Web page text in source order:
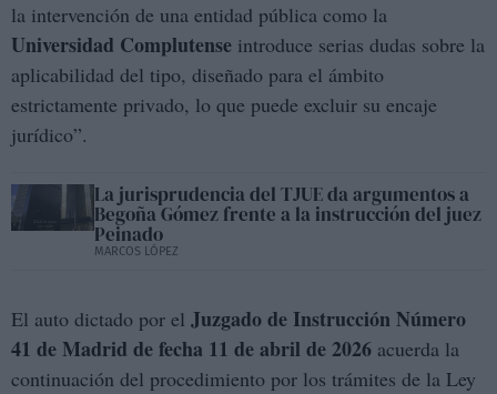
la intervención de una entidad pública como la
Universidad Complutense introduce serias dudas sobre la
aplicabilidad del tipo, diseñado para el ámbito
estrictamente privado, lo que puede excluir su encaje
jurídico”.
La jurisprudencia del TJUE da argumentos a
Begoña Gómez frente a la instrucción del juez
Peinado
MARCOS LÓPEZ
El auto dictado por el Juzgado de Instrucción Número
41 de Madrid de fecha 11 de abril de 2026 acuerda la
continuación del procedimiento por los trámites de la Ley